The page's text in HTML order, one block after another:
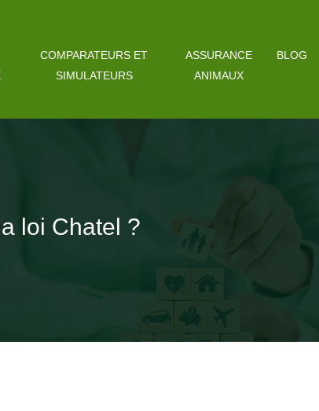
COMPARATEURS ET
SIMULATEURS
ASSURANCE
ANIMAUX
BLOG
loi Chatel ?